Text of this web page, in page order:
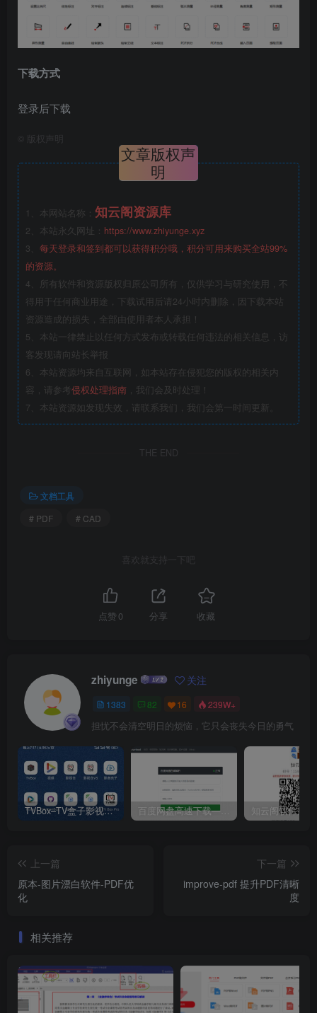
下载方式
登录后下载
版权声明
文章版权声
明
1、本网站名称： 知云阁资源库
2、本站永久网址： https://www.zhiyunge.xyz
3、 每天登录和签到都可以获得积分哦，积分可用来购买全站99%
的资源。
4、所有软件和资源版权归原公司所有，仅供学习与研究使用，不
得用于任何商业用途，下载试用后请24小时内删除，因下载本站
资源造成的损失，全部由使用者本人承担！
5、本站一律禁止以任何方式发布或转载任何违法的相关信息，访
客发现请向站长举报
6、本站资源均来自互联网，如本站存在侵犯您的版权的相关内
容，请参考侵权处理指南 ，我们会及时处理！
7、本站资源如发现失效，请联系我们，我们会第一时间更新。
THE END
文档工具
# PDF
# CAD
喜欢就支持一下吧
点赞 0 分享 收藏
zhiyunge 关注
1383 82 16 239W+
担忧不会清空明日的烦恼，它只会丧失今日的勇气
TVBox–TV盒子影视神器【附视频源和下载地址】【附自带源软件】 百度网盘高速下载——解析站点汇总
上一篇
原本-图片漂白软件-PDF优
化
下一篇
improve-pdf 提升PDF清晰
度
相关推荐